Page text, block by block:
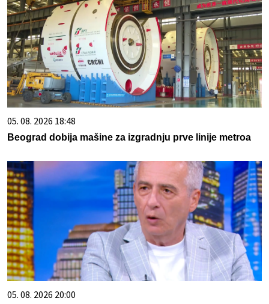
05. 08. 2026 18:48
Beograd dobija mašine za izgradnju prve linije metroa
05. 08. 2026 20:00